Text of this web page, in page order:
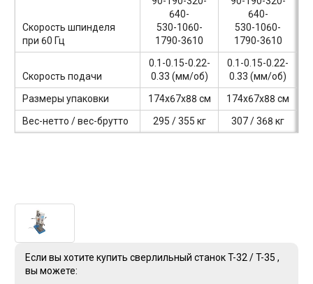
Скорость шпинделя
при 60 Гц
640-
530-1060-
1790-3610
640-
530-1060-
1790-3610
Скорость подачи
0.1-0.15-0.22-
0.33 (мм/об)
0.1-0.15-0.22-
0.33(мм/об)
Размеры упаковки
174x67x88 см
174x67x88 см
Вес-нетто / вес-брутто
295 / 355 кг 307 / 368 кг
Если вы хотите купить сверлильный станок T-32 / T-35 ,
вы можете: